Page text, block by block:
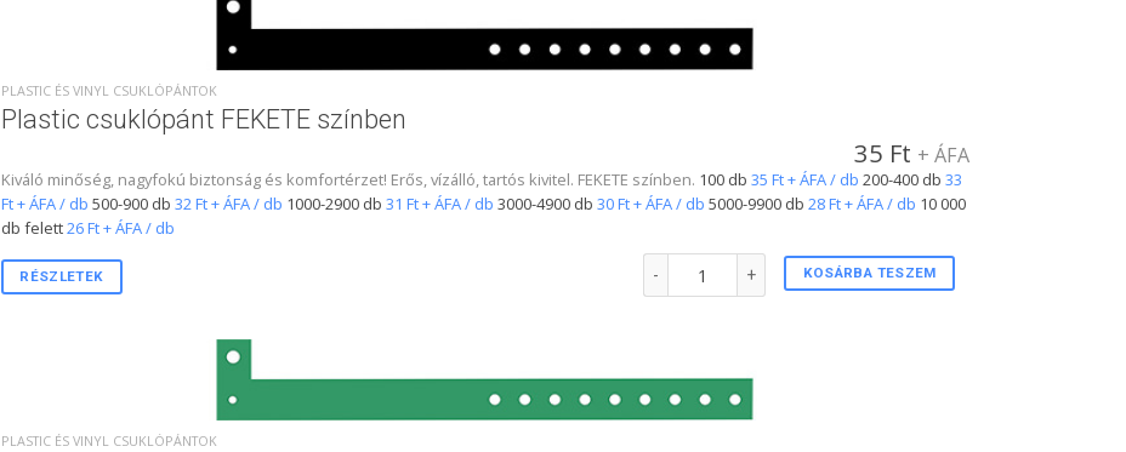
PLASTIC ÉS VINYL CSUKLÓPÁNTOK
Plastic csuklópánt FEKETE színben
35 Ft + ÁFA
Kiváló minőség, nagyfokú biztonság és komfortérzet! Erős, vízálló, tartós kivitel. FEKETE színben. 100 db 35 Ft + ÁFA / db 200-400 db 33
Ft + ÁFA / db 500-900 db 32 Ft + ÁFA / db 1000-2900 db 31 Ft + ÁFA / db 3000-4900 db 30 Ft + ÁFA / db 5000-9900 db 28 Ft + ÁFA / db 10 000
db felett26 Ft + ÁFA / db
RÉSZLETEK KOSÁRBA TESZEM
Plastic csuklópánt FEKETE színben mennyiség
PLASTIC ÉS VINYL CSUKLÓPÁNTOK